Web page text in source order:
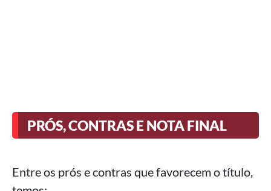
PRÓS, CONTRAS E NOTA FINAL
Entre os prós e contras que favorecem o título,